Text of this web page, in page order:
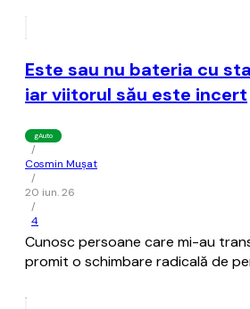
Este sau nu bateria cu
iar viitorul său este incert
gAuto
/
Cosmin Mușat
/
20 iun. 26
/
4
Cunosc persoane care mi-au
promit o schimbare radicală de